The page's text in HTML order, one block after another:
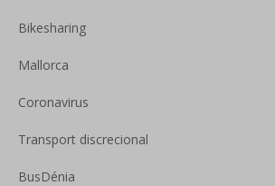
Bikesharing
Mallorca
Coronavirus
Transport discrecional
BusDénia